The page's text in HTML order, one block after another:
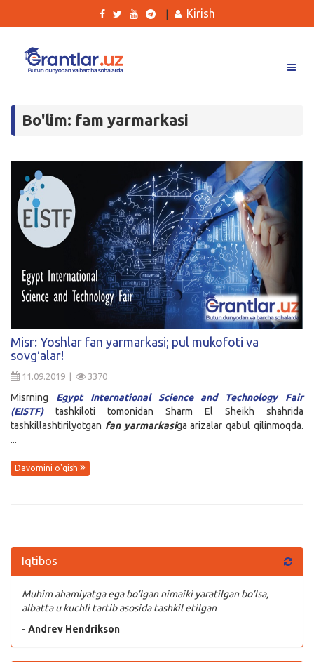
Tanlovlar
Kurslar
Blog
Yana
Kirish
Kirish
Bo'lim: fam yarmarkasi
Misr: Yoshlar fan yarmarkasi; pul mukofoti va
sovgʻalar!
11.09.2019 | 3370
Misrning Egypt International Science and Technology Fair
(EISTF)tashkiloti tomonidan Sharm El Sheikh shahrida
tashkillashtirilyotgan fan yarmarkasiga arizalar qabul qilinmoqda.
...
Davomini o'qish
Iqtibos
Muhim ahamiyatga ega bo’lgan nimaiki yaratilgan bo’lsa,
albatta u kuchli tartib asosida tashkil etilgan
- Andrev Hendrikson